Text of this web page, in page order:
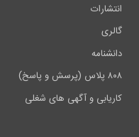
انتشارات
گالری
دانشنامه
۸۰۸ پلاس (پرسش و پاسخ)
کاریابی و آگهی های شغلی